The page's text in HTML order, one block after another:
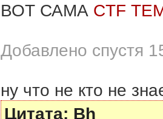
ВОТ САМА CTF
Добавлено спустя
ну что не кто не
Цитата: Bh